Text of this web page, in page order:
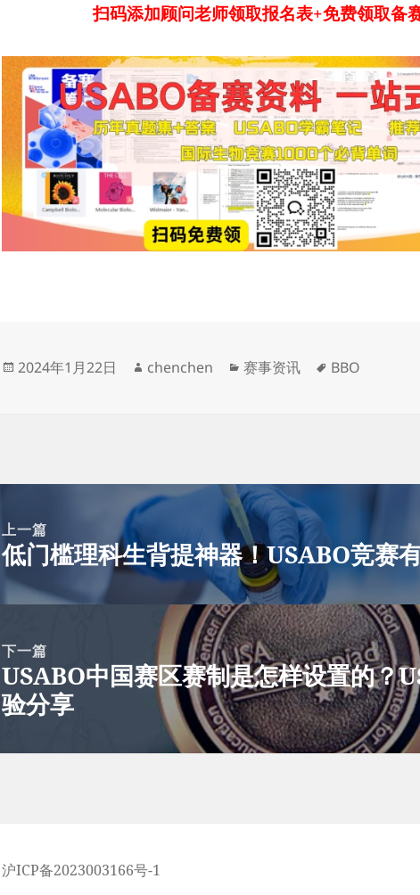
扫码添加顾问老师领取报名表+免费领取备
发
2024年1月22日
作
chenchen
分
赛事资讯
标
BBO
上一篇
上
篇
文
低门槛理科生背提神器！USABO竞赛
下一篇
下
篇
章：
USABO中国赛区赛制是怎样设置的？
验分享
沪ICP备2023003166号-1